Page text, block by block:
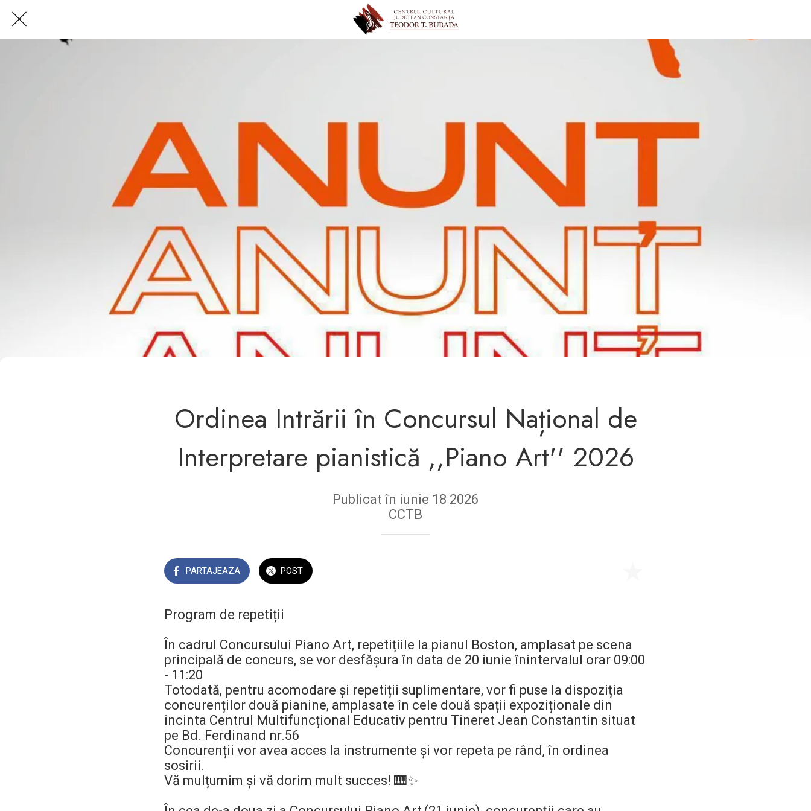
Ordinea Intrării în Concursul Național de
Interpretare pianistică ,,Piano Art'' 2026
Publicat în iunie 18 2026
CCTB
PARTAJEAZA POST
Program de repetiții
În cadrul Concursului Piano Art, repetițiile la pianul Boston, amplasat pe scena
principală de concurs, se vor desfășura în data de 20 iunie înintervalul orar 09:00
- 11:20
Totodată, pentru acomodare și repetiții suplimentare, vor fi puse la dispoziția
concurenților două pianine, amplasate în cele două spații expoziționale din
incinta Centrul Multifuncțional Educativ pentru Tineret Jean Constantin situat
pe Bd. Ferdinand nr.56
Concurenții vor avea acces la instrumente și vor repeta pe rând, în ordinea
sosirii.
Vă mulțumim și vă dorim mult succes! 🎹✨